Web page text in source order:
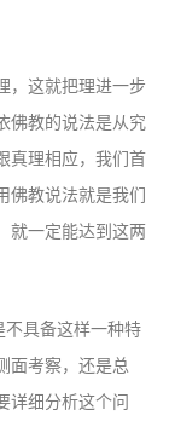
，这就把理进一步
佛教的说法是从究
真理相应，我们首
佛教说法就是我们
就一定能达到这两
不具备这样一种特
面考察，还是总
详细分析这个问